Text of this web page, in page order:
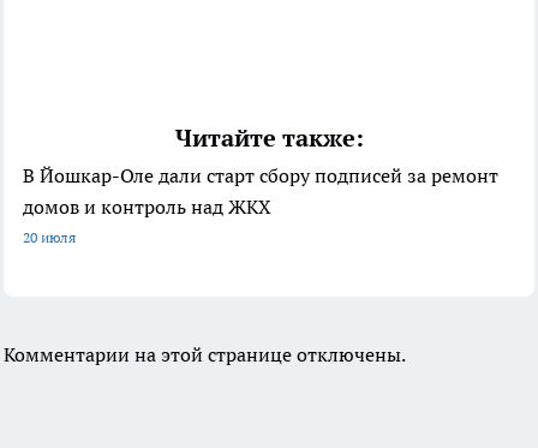
Читайте также:
В Йошкар-Оле дали старт сбору подписей за ремонт
домов и контроль над ЖКХ
20 июля
Комментарии на этой странице отключены.